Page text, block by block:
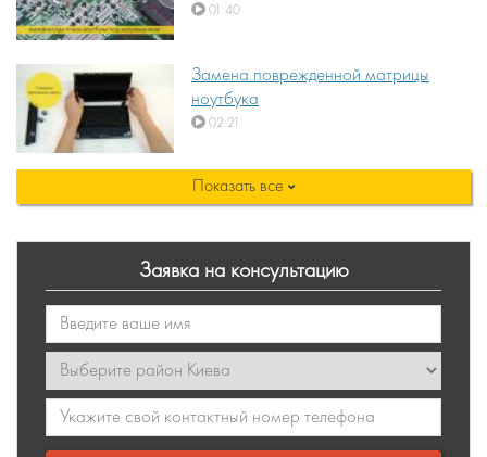
01:40
Замена поврежденной матрицы
ноутбука
02:21
Показать все
Заявка на консультацию